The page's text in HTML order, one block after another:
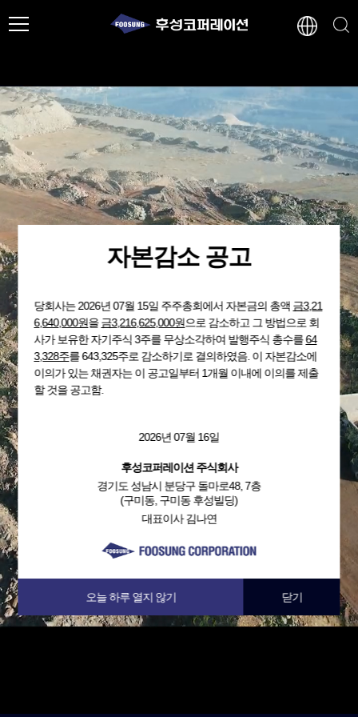
자본감소 공고
당회사는 2026년 07월 15일 주주총회에서 자본금의 총액 금3,21
6,640,000원을금3,216,625,000원으로 감소하고 그 방법으로 회
사가 보유한 자기주식 3주를 무상소각하여 발행주식 총수를64
3,328주를 643,325주로 감소하기로 결의하였음. 이 자본감소에
이의가 있는 채권자는 이 공고일부터 1개월 이내에 이의를 제출
할 것을 공고함.
2026년 07월 16일
후성코퍼레이션 주식회사
경기도 성남시 분당구 돌마로48, 7층
(구미동, 구미동 후성빌딩)
대표이사 김나연
오늘 하루 열지 않기 닫기